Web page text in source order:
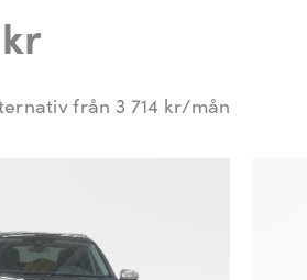
från 3 714 kr/mån